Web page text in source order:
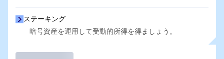
ステーキング
暗号資産を運用して受動的所得を得ましょう。